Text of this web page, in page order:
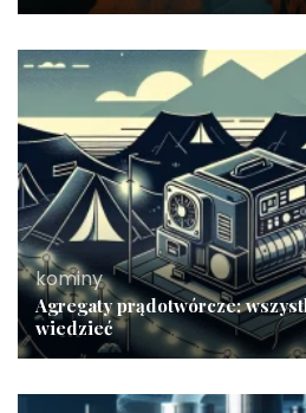
kominy
Agregaty prądotwórcze:
wiedzieć